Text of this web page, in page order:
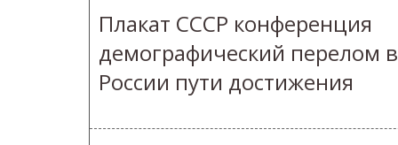
Плакат СССР конференция
демографический перелом в
России пути достижения